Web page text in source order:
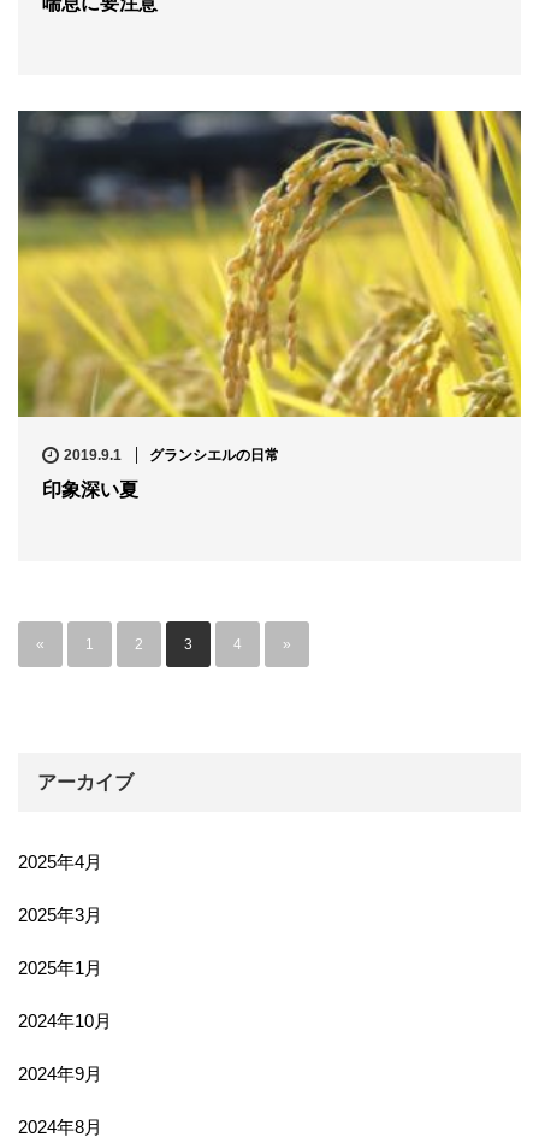
2019.9.1 グランシエルの日常
印象深い夏
« 1 2 3 4 »
アーカイブ
2025年4月
2025年3月
2025年1月
2024年10月
2024年9月
2024年8月